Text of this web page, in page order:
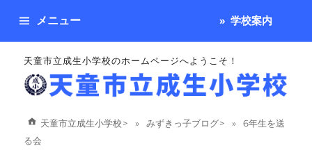
天童市立成生小学校のホームページへようこそ！
メニュー 学校案内
天童市立成生小学校 > みずきっ子ブログ>
6年生を送
る会